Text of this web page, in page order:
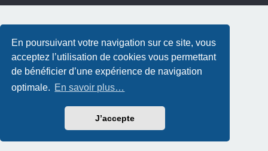
En poursuivant votre navigation sur ce site, vous
acceptez l’utilisation de cookies vous permettant
de bénéficier d’une expérience de navigation
optimale. En savoir plus…
J’accepte